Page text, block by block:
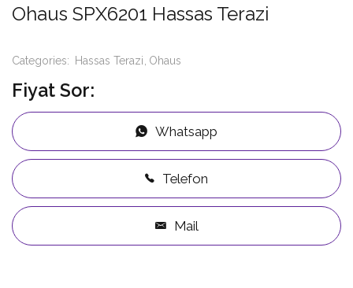
Ohaus SPX6201 Hassas Terazi
Categories: Hassas Terazi Ohaus
Fiyat Sor:
Whatsapp
Telefon
Mail